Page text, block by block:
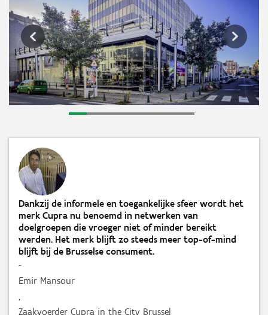
Dankzij de informele en toegankelijke sfeer wordt het
merk Cupra nu benoemd in netwerken van
doelgroepen die vroeger niet of minder bereikt
werden. Het merk blijft zo steeds meer top-of-mind
blijft bij de Brusselse consument.
-
Emir Mansour
Zaakvoerder Cupra in the City Brussel